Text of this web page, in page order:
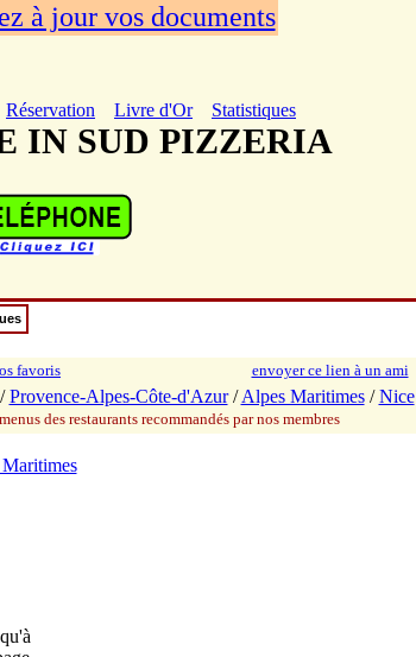
à jour vos documents
Réservation Livre d'Or Statistiques
IN SUD PIZZERIA
favoris envoyer ce lien à un ami
Provence-Alpes-Côte-d'Azur/Alpes Maritimes/Nice
des restaurants recommandés par nos membres
Maritimes